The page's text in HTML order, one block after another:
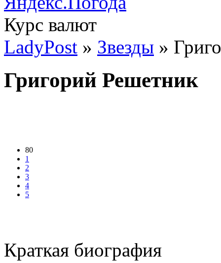
Курс валют
LadyPost » Звезды »
Григорий Решетник
80
1
2
3
4
5
Краткая биография